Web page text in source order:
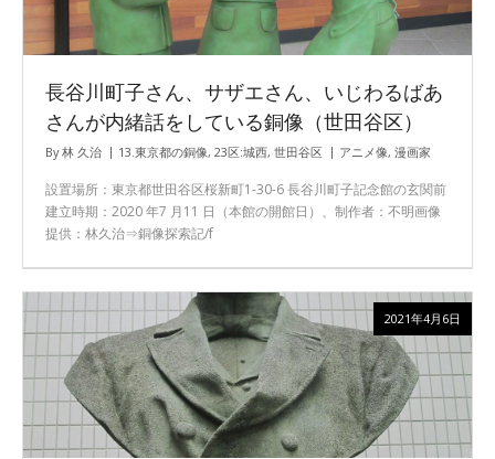
長谷川町子さん、サザエさん、いじわるばあ
さんが内緒話をしている銅像（世田谷区）
By林 久治 13.東京都の銅像, 23区:城西, 世田谷区 アニメ像, 漫画家
設置場所：東京都世田谷区桜新町1-30-6 長谷川町子記念館の玄関前
建立時期：2020 年7 月11 日（本館の開館日）、制作者：不明画像
提供：林久治⇒銅像探索記/f
2021年4月6日